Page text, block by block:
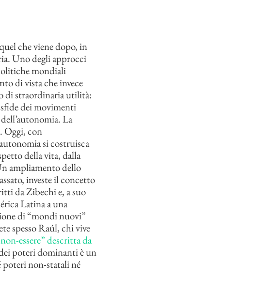
che viene dopo, in
Uno degli approcci
mondiali
di vista che invece
di straordinaria utilità:
dei movimenti
La
Oggi, con
si costruisca
della vita, dalla
ampliamento dello
investe il concetto
da Zibechi e, a suo
Latina a una
di “mondi nuovi”
spesso Raúl, chi vive
essere” descritta da
poteri dominanti è un
non-statali né